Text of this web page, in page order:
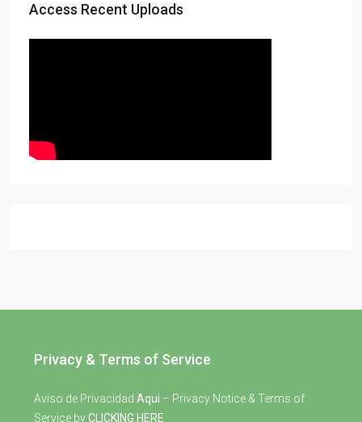
Access Recent Uploads
Privacy & Terms of Service
Aviso de Privacidad Aqui – Privacy Notice & Terms of
Service byCLICKING HERE